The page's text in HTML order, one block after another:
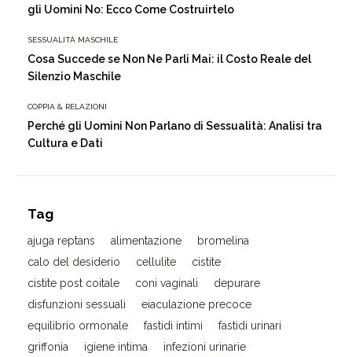
gli Uomini No: Ecco Come Costruirtelo
SESSUALITÀ MASCHILE
Cosa Succede se Non Ne Parli Mai: il Costo Reale del
Silenzio Maschile
COPPIA & RELAZIONI
Perché gli Uomini Non Parlano di Sessualità: Analisi tra
Cultura e Dati
Tag
ajuga reptans alimentazione
bromelina
calo del desiderio
cellulite
cistite
cistite post coitale
coni vaginali
depurare
disfunzioni sessuali
eiaculazione precoce
equilibrio ormonale
fastidi intimi
fastidi urinari
griffonia
igiene intima
infezioni urinarie